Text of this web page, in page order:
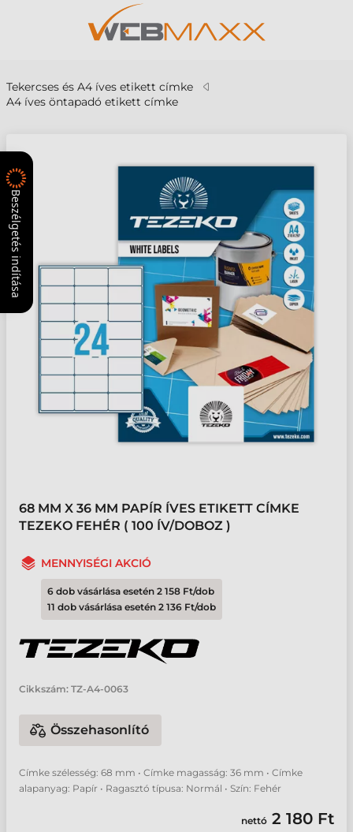
Tekercses és A4 íves etikett címke
A4 íves öntapadó etikett címke
68 MM X 36 MM PAPÍR ÍVES ETIKETT CÍMKE
TEZEKO FEHÉR ( 100 ÍV/DOBOZ )
MENNYISÉGI AKCIÓ
6 dob vásárlása esetén 2 158 Ft/dob
11 dob vásárlása esetén 2 136 Ft/dob
Cikkszám: TZ-A4-0063
Összehasonlító
Címke szélesség: 68 mm • Címke magasság: 36 mm • Címke
alapanyag: Papír • Ragasztó típusa: Normál • Szín: Fehér
nettó 2 180 Ft
Beszélgetés indítása